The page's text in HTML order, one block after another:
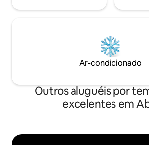
Ar-condicionado
Outros aluguéis por
excelentes em